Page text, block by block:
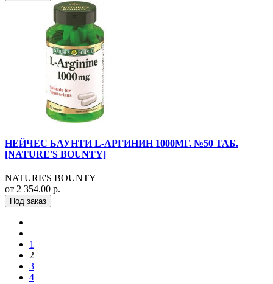
НЕЙЧЕС БАУНТИ L-АРГИНИН 1000МГ. №50 ТАБ.
[NATURE'S BOUNTY]
NATURE'S BOUNTY
от 2 354.00 р.
Под заказ
1
2
3
4